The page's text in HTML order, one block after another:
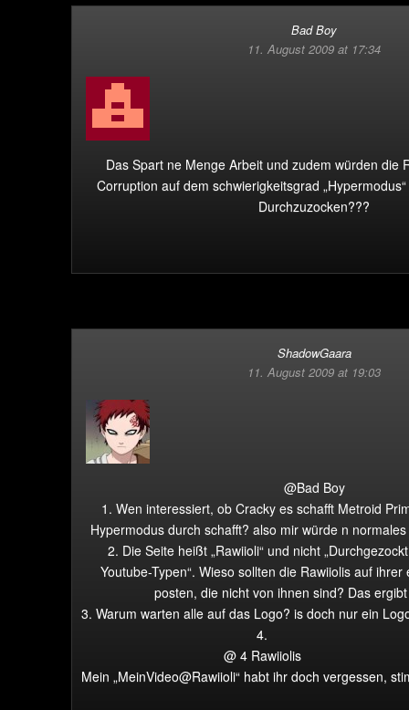
Bad Boy
11. August 2009 at 17:34
Das Spart ne Menge Arbeit und zudem würden die
Corruption auf dem schwierigkeitsgrad
Durchzuzocken???
ShadowGaara
11. August 2009 at 19:03
@Bad Boy
1. Wen interessiert, ob Cracky es schafft Metroid
Hypermodus durch schafft? also mir würde n
2. Die Seite heißt „Rawiioli“ und nicht
Youtube-Typen“. Wieso sollten die Rawiiolis auf
posten, die nicht von ihnen sind? Das
3. Warum warten alle auf das Logo? is doch nur ein
4.
@ 4 Rawiiolis
Mein „MeinVideo@Rawiioli“ habt ihr doch vergessen,